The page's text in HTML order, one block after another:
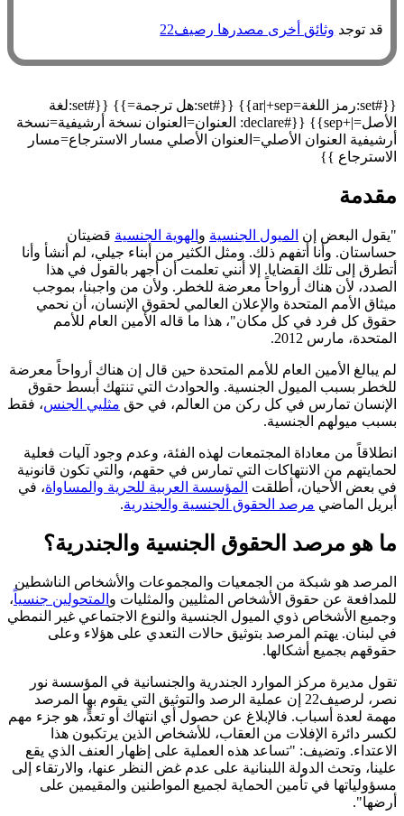
قد توجد وثائق أخرى مصدرها رصيف22
{{#set:رمز اللغة=ar|+sep}} {{#set:هل ترجمة=}} {{#set:لغة
الأصل=|+sep}} {{#declare: العنوان=العنوان نسخة أرشيفية=نسخة
أرشيفية العنوان الأصلي=العنوان الأصلي مسار الاسترجاع=مسار
الاسترجاع }}
مقدمة
"يقول البعض إن الميول الجنسية و الهوية الجنسية قضيتان
حساستان. وأنا أتفهم ذلك. ومثل الكثير من أبناء جيلي، لم أنشأ وأنا
أتطرق إلى تلك القضايا. إلا أنني تعلمت أن أجهر بالقول في هذا
الصدد، لأن هناك أرواحاً معرضة للخطر. ولأن من واجبنا، بموجب
ميثاق الأمم المتحدة والإعلان العالمي لحقوق الإنسان، أن نحمي
حقوق كل فرد في كل مكان"، هذا ما قاله الأمين العام للأمم
المتحدة، مارس 2012.
لم يبالغ الأمين العام للأمم المتحدة حين قال إن هناك أرواحاً معرضة
للخطر بسبب الميول الجنسية. والحوادث التي تنتهك أبسط حقوق
الإنسان تمارس في كل ركن من العالم، في حق مثليي الجنس، فقط
بسبب ميولهم الجنسية.
انطلاقاً من معاداة المجتمعات لهذه الفئة، وعدم وجود آليات فعلية
لحمايتهم من الانتهاكات التي تمارس في حقهم، والتي تكون قانونية
في بعض الأحيان، أطلقت المؤسسة العربية للحرية والمساواة، في
أبريل الماضي مرصد الحقوق الجنسية والجندرية.
ما هو مرصد الحقوق الجنسية والجندرية؟
المرصد هو شبكة من الجمعيات والمجموعات والأشخاص الناشطين
للمدافعة عن حقوق الأشخاص المثليين والمثليات و المتحولين جنسياً،
وجميع الأشخاص ذوي الميول الجنسية والنوع الاجتماعي غير النمطي
في لبنان. يهتم المرصد بتوثيق حالات التعدي على هؤلاء وعلى
حقوقهم بجميع أشكالها.
تقول مديرة مركز الموارد الجندرية والجنسانية في المؤسسة نور
نصر، لرصيف22 إن عملية الرصد والتوثيق التي يقوم بها المرصد
مهمة لعدة أسباب. فالإبلاغ عن حصول أي انتهاك أو تعدٍّ، هو جزء مهم
لكسر دائرة الإفلات من العقاب، للأشخاص الذين يرتكبون هذا
الاعتداء. وتضيف: "تساعد هذه العملية على إظهار العنف الذي يقع
علينا، وتحث الدولة اللبنانية على عدم غض النظر عنها، والارتقاء إلى
مسؤولياتها في تأمين الحماية لجميع المواطنين والمقيمين على
أرضها".